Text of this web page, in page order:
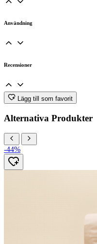
Användning
Recensioner
Lägg till som favorit
Alternativa Produkter
-44%